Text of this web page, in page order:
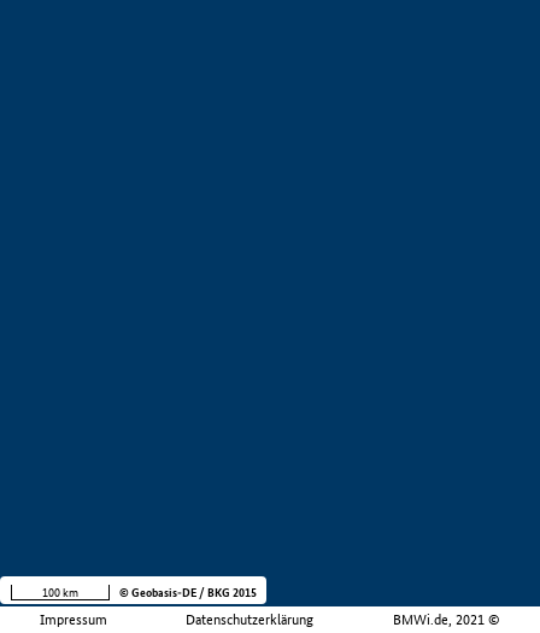
Impressum Datenschutzerklärung BMWi.de, 2021 ©
100 km © Geobasis-DE / BKG 2015